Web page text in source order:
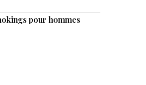
pour hommes